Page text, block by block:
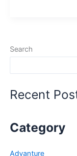
की
Tourist
Search
Recent
Category
Advanture